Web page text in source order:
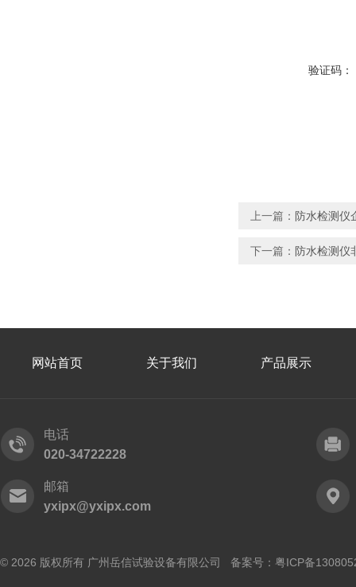
验证码：
上一篇： 防水检测仪
下一篇： 防水检测仪
网站首页 关于我们 产品展示
电话
020-34722228
邮箱
yxipx@yxipx.com
© 2026 版权所有 广州岳信试验设备有限公司 备案号： 粤ICP备